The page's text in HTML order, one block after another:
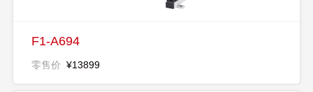
F1-A694
零售价 ¥13899